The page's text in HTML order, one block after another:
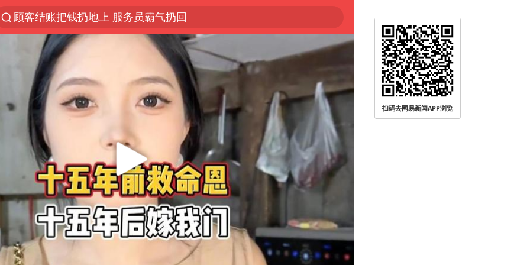
顾客结账把钱扔地上 服务员霸气扔回
探寻“技能+”促就业创业新路
美国退回1000亿美元关税
38岁山东财大教授刘海明逝世
李亚鹏向地铁吐血女孩捐99999元
被泰航拒载中国乘客：免费改签没兑现
逃犯看演唱会 刚出地铁就被逮住
台风白海豚或在华东沿海登陆
日本籍女网红在韩直播时自杀身亡
香港殿堂级填词人黎彼得因病离世 终年76岁
FIFA官方支持因凡蒂诺
扫码去网易新闻APP浏览